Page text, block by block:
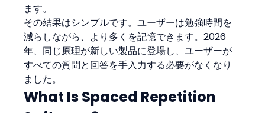
ます。
その結果はシンプルです。ユーザーは勉強時間を
減らしながら、より多くを記憶できます。2026
年、同じ原理が新しい製品に登場し、ユーザーが
すべての質問と回答を手入力する必要がなくなり
ました。
What Is Spaced Repetition